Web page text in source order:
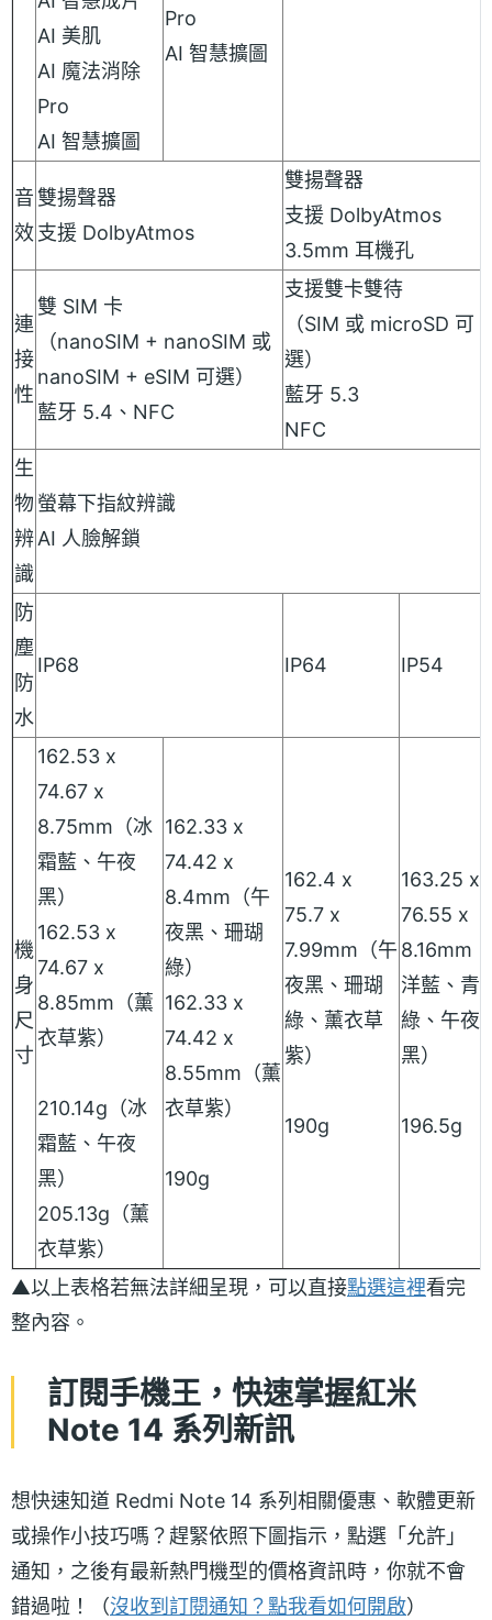
AI 美肌
AI 魔法消除
Pro
AI 智慧擴圖
Pro
AI 智慧擴圖
音
效
雙揚聲器
支援 DolbyAtmos
雙揚聲器
支援 DolbyAtmos
3.5mm 耳機孔
連
接
性
雙 SIM 卡
（nanoSIM + nanoSIM 或
nanoSIM + eSIM 可選）
藍牙 5.4、NFC
支援雙卡雙待
（SIM 或 microSD 可
選）
藍牙 5.3
NFC
生
物
辨
識
螢幕下指紋辨識
AI 人臉解鎖
防
塵
防
水
IP68 IP64 IP54
機
身
尺
寸
162.53 x
74.67 x
8.75mm（冰
霜藍、午夜
黑）
162.53 x
74.67 x
8.85mm（薰
衣草紫）
210.14g（冰
霜藍、午夜
黑）
205.13g（薰
衣草紫）
162.33 x
74.42 x
8.4mm（午
夜黑、珊瑚
綠）
162.33 x
74.42 x
8.55mm（薰
衣草紫）
190g
162.4 x
75.7 x
7.99mm（午
夜黑、珊瑚
綠、薰衣草
紫）
190g
163.25 x
76.55 x
8.16mm
洋藍、青
綠、午夜
黑）
196.5g
▲以上表格若無法詳細呈現，可以直接點選這裡看完
整內容。
訂閱手機王，快速掌握紅米
Note 14 系列新訊
想快速知道 Redmi Note 14 系列相關優惠、軟體更新
或操作小技巧嗎？趕緊依照下圖指示，點選「允許」
通知，之後有最新熱門機型的價格資訊時，你就不會
錯過啦！（沒收到訂閱通知？點我看如何開啟）